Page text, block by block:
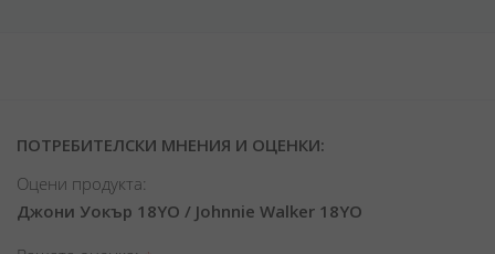
ПОТРЕБИТЕЛСКИ МНЕНИЯ И ОЦЕНКИ:
Оцени продукта:
Джони Уокър 18YO / Johnnie Walker 18YO